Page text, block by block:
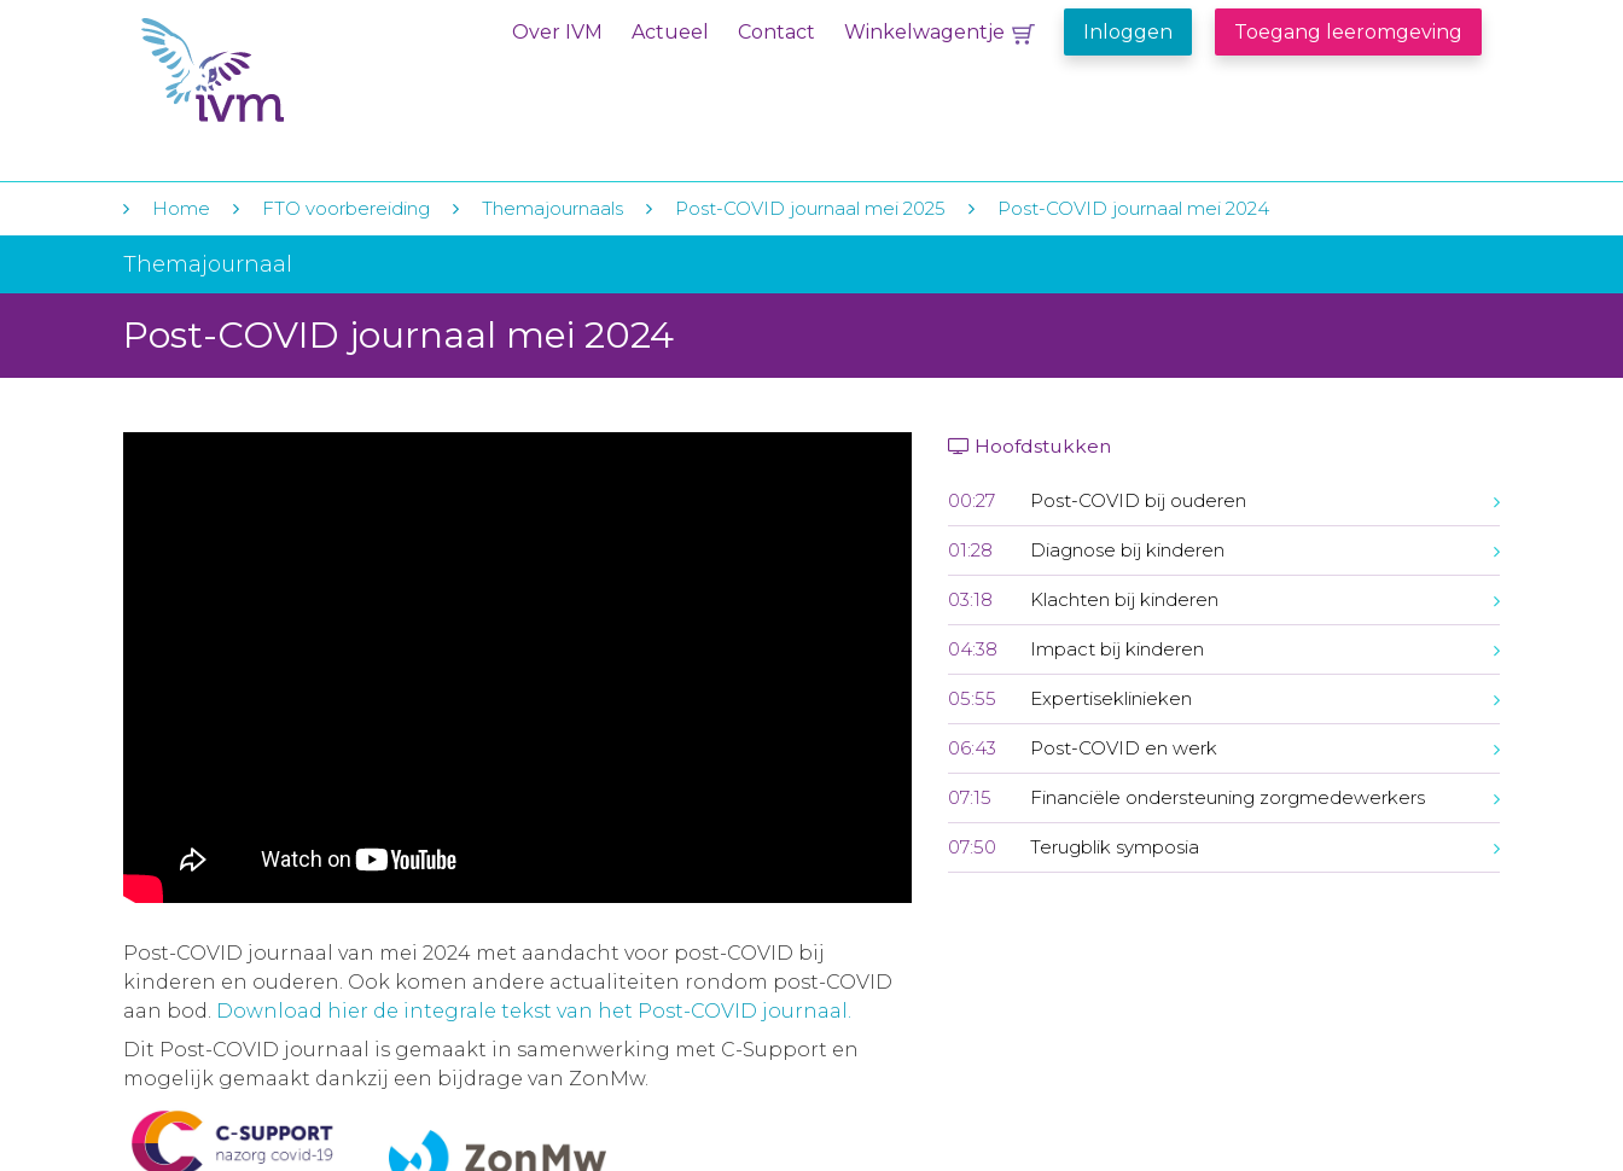
Over IVM Actueel Contact Winkelwagentje Inloggen Toegang leeromgeving
Home FTO voorbereiding Themajournaals Post-COVID journaal mei 2025 Post-COVID journaal mei 2024
Themajournaal
Post-COVID journaal mei 2024
Hoofdstukken
00:27 Post-COVID bij ouderen
01:28 Diagnose bij kinderen
03:18 Klachten bij kinderen
04:38 Impact bij kinderen
05:55 Expertiseklinieken
06:43 Post-COVID en werk
07:15 Financiële ondersteuning zorgmedewerkers
07:50 Terugblik symposia
Post-COVID journaal van mei 2024 met aandacht voor post-COVID bij
kinderen en ouderen. Ook komen andere actualiteiten rondom post-COVID
aan bod. Download hier de integrale tekst van het Post-COVID journaal.
Dit Post-COVID journaal is gemaakt in samenwerking met C-Support en
mogelijk gemaakt dankzij een bijdrage van ZonMw.